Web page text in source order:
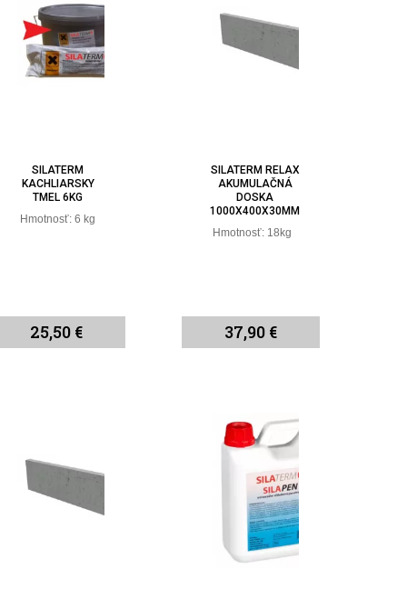
SILATERM
KACHLIARSKY
TMEL 6KG
Hmotnosť: 6 kg
25,50 €
SILATERM RELAX
AKUMULAČNÁ
DOSKA
1000X400X30MM
Hmotnosť: 18kg
37,90 €